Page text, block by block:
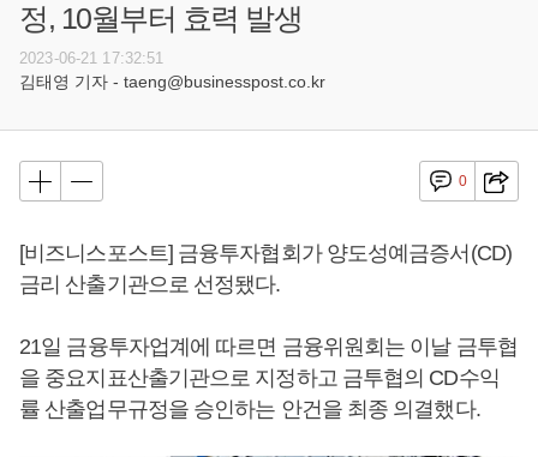
정, 10월부터 효력 발생
2023-06-21 17:32:51
김태영 기자 - taeng@businesspost.co.kr
0
[비즈니스포스트] 금융투자협회가 양도성예금증서(CD)
금리 산출기관으로 선정됐다.
21일 금융투자업계에 따르면 금융위원회는 이날 금투협
을 중요지표산출기관으로 지정하고 금투협의 CD수익
률 산출업무규정을 승인하는 안건을 최종 의결했다.